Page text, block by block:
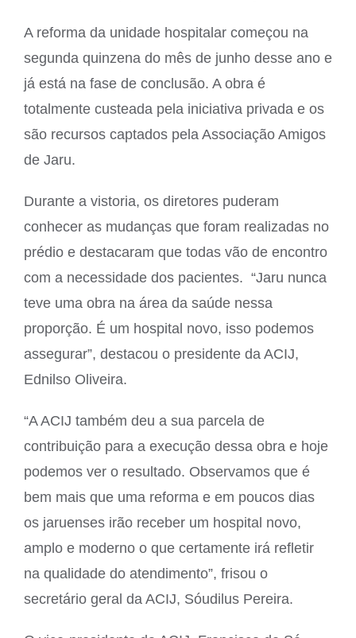
A reforma da unidade hospitalar começou na
segunda quinzena do mês de junho desse ano e
já está na fase de conclusão. A obra é
totalmente custeada pela iniciativa privada e os
são recursos captados pela Associação Amigos
de Jaru.
Durante a vistoria, os diretores puderam
conhecer as mudanças que foram realizadas no
prédio e destacaram que todas vão de encontro
com a necessidade dos pacientes. “Jaru nunca
teve uma obra na área da saúde nessa
proporção. É um hospital novo, isso podemos
assegurar”, destacou o presidente da ACIJ,
Ednilso Oliveira.
“A ACIJ também deu a sua parcela de
contribuição para a execução dessa obra e hoje
podemos ver o resultado. Observamos que é
bem mais que uma reforma e em poucos dias
os jaruenses irão receber um hospital novo,
amplo e moderno o que certamente irá refletir
na qualidade do atendimento”, frisou o
secretário geral da ACIJ, Sóudilus Pereira.